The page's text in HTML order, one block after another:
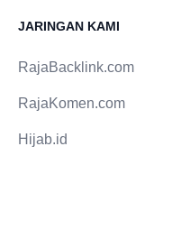
JARINGAN KAMI
RajaBacklink.com
RajaKomen.com
Hijab.id